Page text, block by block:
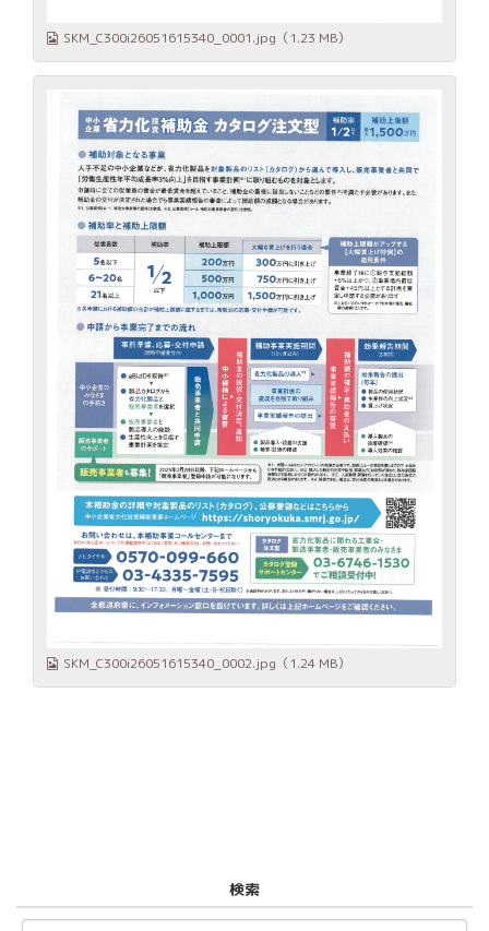
SKM_C300i26051615340_0001.jpg （1.23 MB）
SKM_C300i26051615340_0002.jpg （1.24 MB）
検索